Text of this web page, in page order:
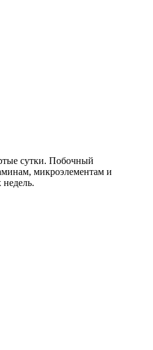
сутки. Побочный
микроэлементам и